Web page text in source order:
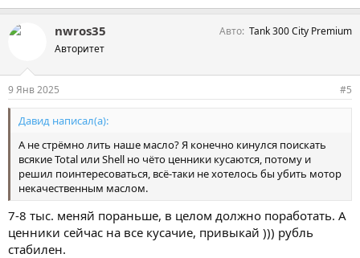
nwros35
Авторитет
Авто Tank 300 City Premium
9 Янв 2025 #5
Давид написал(а):
А не стрёмно лить наше масло? Я конечно кинулся поискать
всякие Total или Shell но чёто ценники кусаются, потому и
решил поинтересоваться, всё-таки не хотелось бы убить мотор
некачественным маслом.
7-8 тыс. меняй пораньше, в целом должно поработать. А
ценники сейчас на все кусачие, привыкай ))) рубль
стабилен.